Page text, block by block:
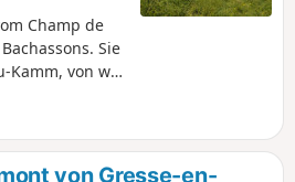
Champ de
Sie
Kamm, von wo
aber die
am Pas des
von Gresse-en-